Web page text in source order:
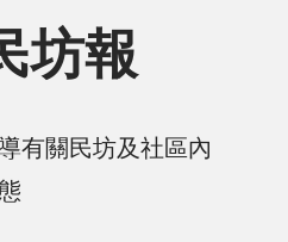
坊報
有關民坊及社區內